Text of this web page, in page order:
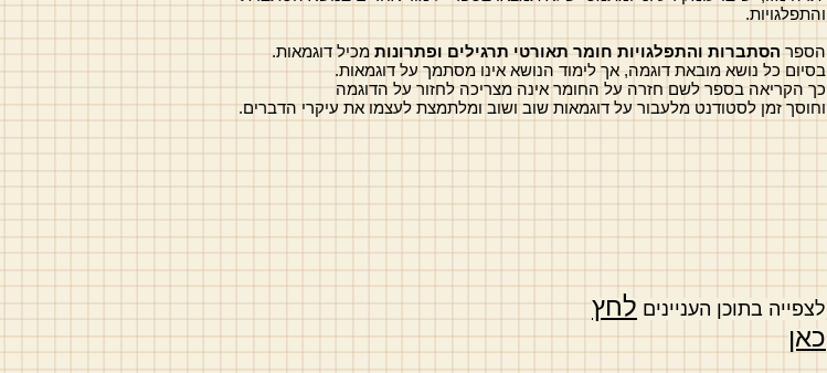
והתפלגויות.
הספרהסתברות והתפלגויות חומר תאורטי תרגילים ופתרונותמכיל דוגמאות.
בסיום כל נושא מובאת דוגמה, אך לימוד הנושא אינו מסתמך על דוגמאות.
כך הקריאה בספר לשם חזרה על החומר אינה מצריכה לחזור על הדוגמה
וחוסך זמן לסטודנט מלעבור על דוגמאות שוב ושוב ומלתמצת לעצמו את עיקרי הדברים.
לצפייה בתוכן העניינים לחץ
כאן